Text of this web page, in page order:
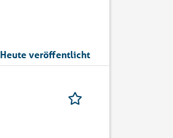
Heute veröffentlicht